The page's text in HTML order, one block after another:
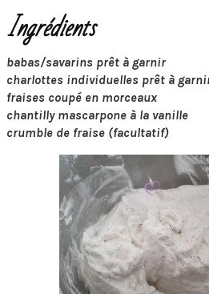
Ingrédients
babas/savarins prêt à garnir
charlottes individuelles prêt à
fraises coupé en morceaux
chantilly mascarpone à la vanille
crumble de fraise (facultatif)